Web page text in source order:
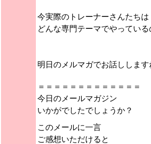
今実際のトレーナーさんたちは
どんな専門テーマでやっている
明日のメルマガでお話しします
＝＝＝＝＝＝＝＝＝＝＝＝＝
今日のメールマガジン
いかがでしたでしょうか？
このメールに一言
ご感想いただけると